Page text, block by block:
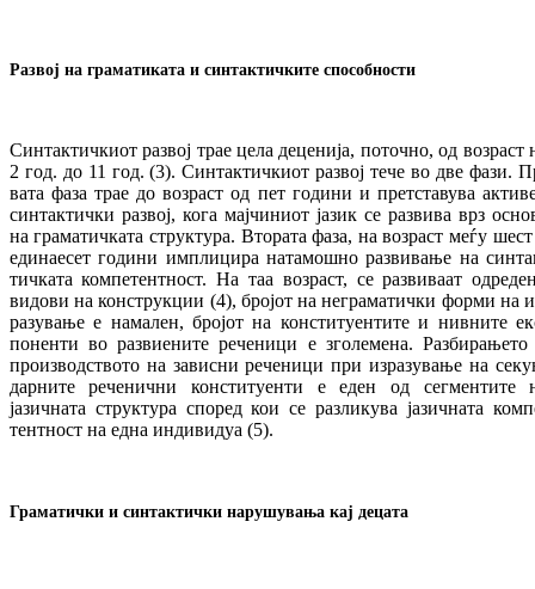
Развој на граматиката и синтактичките способности
Синтактичкиот развој трае цела деценија, по­точно, од возраст
2 год. до 11 год. (3). Син­тактичкиот развој тече во две фази.
ва­та фаза трае до возраст од пет години и прет­ставува
синтактички развој, кога мајчиниот јазик се развива врз
на граматичката структура. Втората фаза, на воз­раст меѓу
единаесет години им­пли­цира на­тамошно развивање на
тич­ката ком­пе­тентност. На таа возраст, се развиваат
видови на конструкции (4), бројот на не­граматички форми на
ра­зу­вање е на­ма­лен, бројот на конституентите и нивните
поненти во развиените ре­че­ни­ци е зго­ле­ме­на.
произ­вод­ство­то на за­ви­сни реченици при изразување на
дар­ните реченични конституенти е еден од сег­ментите
јазичната структура спо­ред кои се разликува јазичната
тент­ност на ед­на индивидуа (5).
Граматички и синтактички нарушувања кај децата